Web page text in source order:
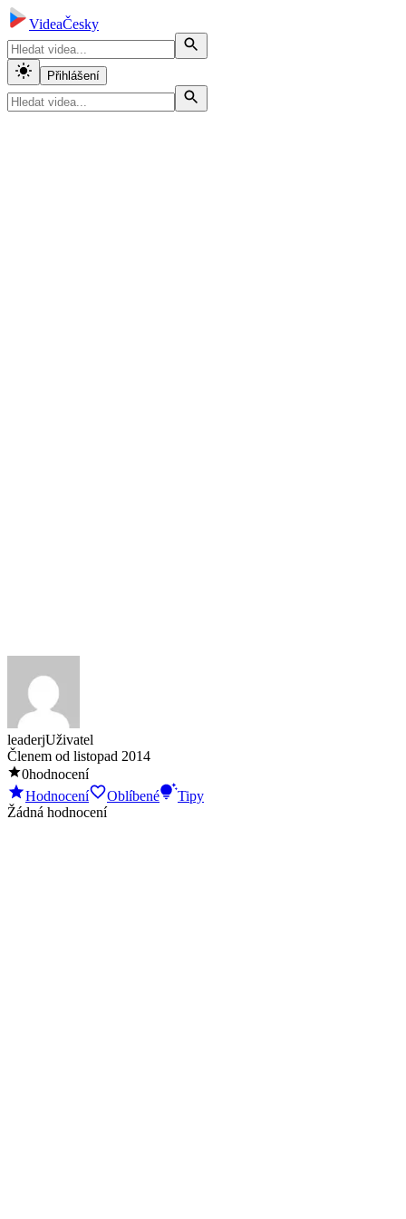
VideaČesky
Přihlášení
leaderjUživatel
Členem od listopad 2014
0hodnocení
Hodnocení
Oblíbené
Tipy
Žádná hodnocení